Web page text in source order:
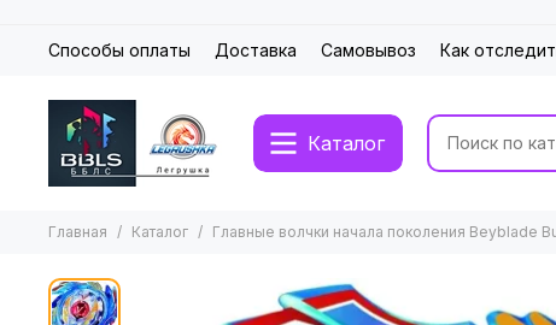
Способы оплаты Доставка Самовывоз Как
Каталог
Главная Каталог Главные волчки начала поколения Beyblade